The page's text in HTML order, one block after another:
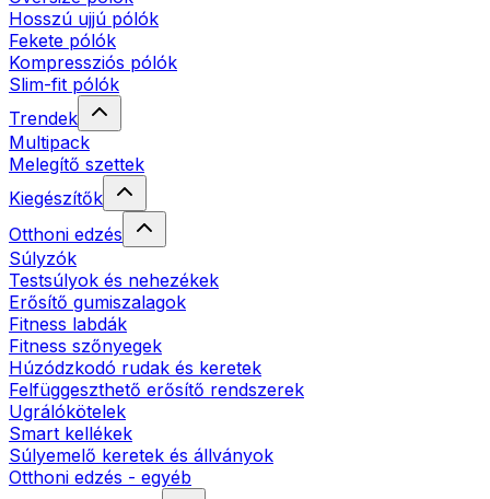
Hosszú ujjú pólók
Fekete pólók
Kompressziós pólók
Slim-fit pólók
Trendek
Multipack
Melegítő szettek
Kiegészítők
Otthoni edzés
Súlyzók
Testsúlyok és nehezékek
Erősítő gumiszalagok
Fitness labdák
Fitness szőnyegek
Húzódzkodó rudak és keretek
Felfüggeszthető erősítő rendszerek
Ugrálókötelek
Smart kellékek
Súlyemelő keretek és állványok
Otthoni edzés - egyéb